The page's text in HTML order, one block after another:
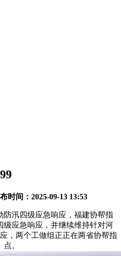
时间： 2025-09-13 13:53
汛四级应急响应，福建协帮指
级应急响应，并继续维持针对河
，两个工做组正正在两省协帮指
点。